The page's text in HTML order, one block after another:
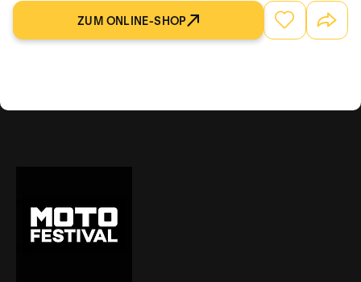
ZUM ONLINE-SHOP